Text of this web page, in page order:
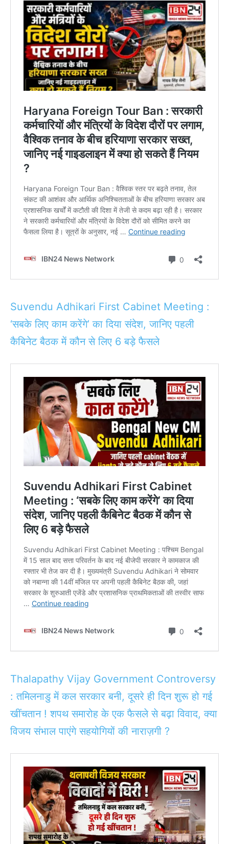
Suvendu Adhikari First Cabinet Meeting :
‘सबके लिए काम करेंगे’ का दिया संदेश, जानिए पहली
कैबिनेट बैठक में कौन से लिए 6 बड़े फैसले
Thalapathy Vijay Government Controversy
: तमिलनाडु में कल सरकार बनी, दूसरे ही दिन शुरू हो गई
खींचतान ! शपथ समारोह के एक फैसले से बढ़ा विवाद, क्या
विजय संभाल पाएंगे सहयोगियों की नाराज़गी ?